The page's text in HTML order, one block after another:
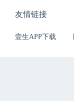
友情链接
壹生APP下载